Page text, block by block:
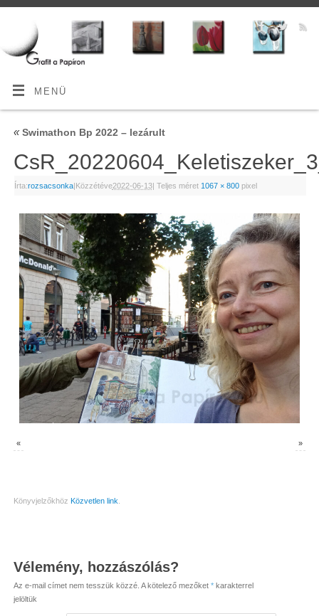
MENÜ
«Swimathon Bp 2022 – lezárult
Írta:rozsacsonka|Közzétéve2022-06-13| Teljes méret 1067 × 800pixel
« »
Könyvjelzőkhöz Közvetlen link
Vélemény, hozzászólás?
Az e-mail címet nem tesszük közzé. A kötelező mezőket *karakterrel
jelöltük